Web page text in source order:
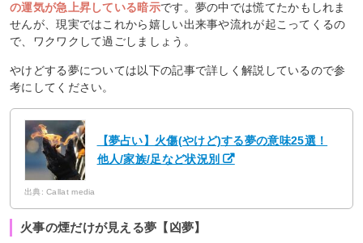
の運気が急上昇している暗示です。夢の中では慌てたかもしれま
せんが、現実ではこれから嬉しい出来事や流れが起こってくるの
で、ワクワクして過ごしましょう。
やけどする夢については以下の記事で詳しく解説しているので参
考にしてください。
【夢占い】火傷(やけど)する夢の意味25選！
他人/家族/足など状況別
出典: Callat media
火事の煙だけが見える夢【凶夢】